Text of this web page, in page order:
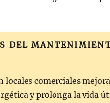
DEL
comerciales
y prolonga la vida